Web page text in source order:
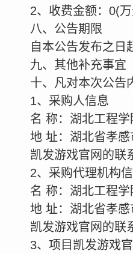
2、收费金额： 0(
八、公告期限
自本公告发布之日
九、其他补充事宜
十、凡对本次公告
1、采购人信息
名 称：湖北工程学
地 址：湖北省孝
凯发游戏官网的联
2、采购代理机构
名 称：湖北工程
地 址：湖北省孝
凯发游戏官网的联
3、项目凯发游戏